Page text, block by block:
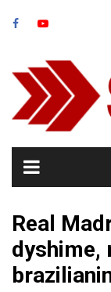
Real
dyshime,